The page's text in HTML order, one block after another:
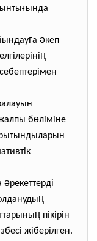
ғында
ға әкеп
ң
себептерімен
бөліміне
әрекеттерді
ң
ң пікірін
жіберілген.